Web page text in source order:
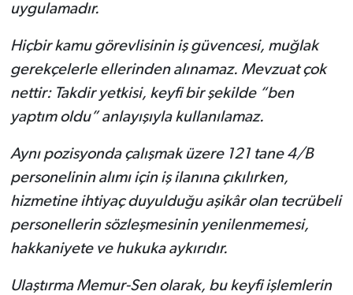
uygulamadır.
Hiçbir kamu görevlisinin iş güvencesi, muğlak
gerekçelerle ellerinden alınamaz. Mevzuat çok
nettir: Takdir yetkisi, keyfi bir şekilde “ben
yaptım oldu” anlayışıyla kullanılamaz.
Aynı pozisyonda çalışmak üzere 121 tane 4/B
personelinin alımı için iş ilanına çıkılırken,
hizmetine ihtiyaç duyulduğu aşikâr olan tecrübeli
personellerin sözleşmesinin yenilenmemesi,
hakkaniyete ve hukuka aykırıdır.
Ulaştırma Memur-Sen olarak, bu keyfi işlemlerin